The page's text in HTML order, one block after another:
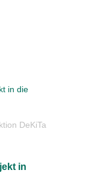
in die
DeKiTa
in